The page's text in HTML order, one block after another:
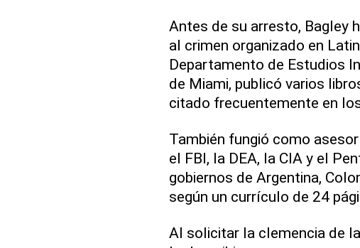
Antes de su arresto, Bagley
al crimen organizado en
Departamento de Estudios
de Miami, publicó varios
citado frecuentemente en
También fungió como
el FBI, la DEA, la CIA y el
gobiernos de Argentina,
según un currículo de 24
Al solicitar la clemencia de